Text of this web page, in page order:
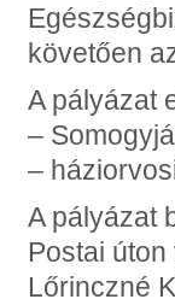
követően
A pályázat
–
–
A pályázat
Postai
Lőrinczné